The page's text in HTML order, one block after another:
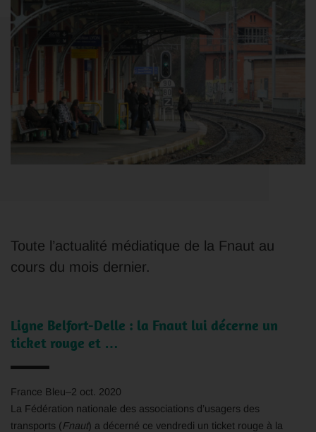
Toute l’actualité médiatique de la Fnaut au
cours du mois dernier.
Ligne Belfort-Delle : la Fnaut lui décerne un
ticket rouge et …
France Bleu–2 oct. 2020
La Fédération nationale des associations d’usagers des
transports (Fnaut) a décerné ce vendredi un ticket rouge à la